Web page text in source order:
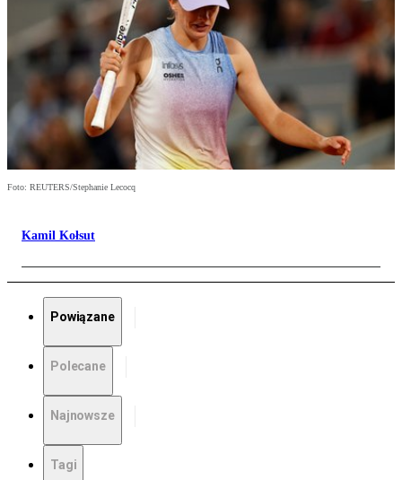
Foto: REUTERS/Stephanie Lecocq
Kamil Kołsut
Powiązane
Polecane
Najnowsze
Tagi